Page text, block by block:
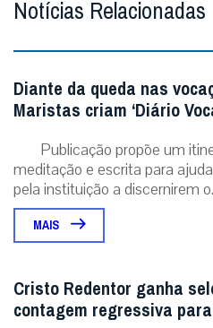
Notícias Relacionadas
Diante da queda nas
Maristas criam ‘Diário
Publicação propõe um
meditação e escrita para
pela instituição a discernirem
MAIS
Cristo Redentor ganha
contagem regressiva